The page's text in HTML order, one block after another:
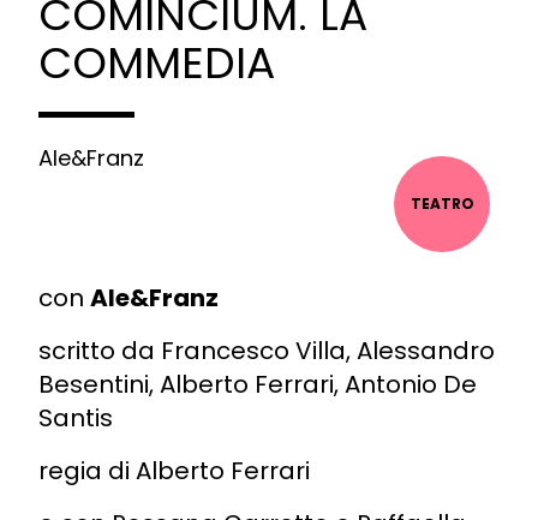
COMINCIUM. LA
COMMEDIA
Ale&Franz
TEATRO
con Ale&Franz
scritto da Francesco Villa, Alessandro
Besentini, Alberto Ferrari, Antonio De
Santis
regia di Alberto Ferrari